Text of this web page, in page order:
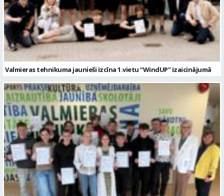
Valmieras tehnikuma jaunieši izcīna 1.vietu “WindUP” izaicinājumā
Noslēgusies Čerkasu profesionālā autoceļu liceja (Ukraina)
delegācijas pirmā mācību mobilitāte Valmieras tehnikumā